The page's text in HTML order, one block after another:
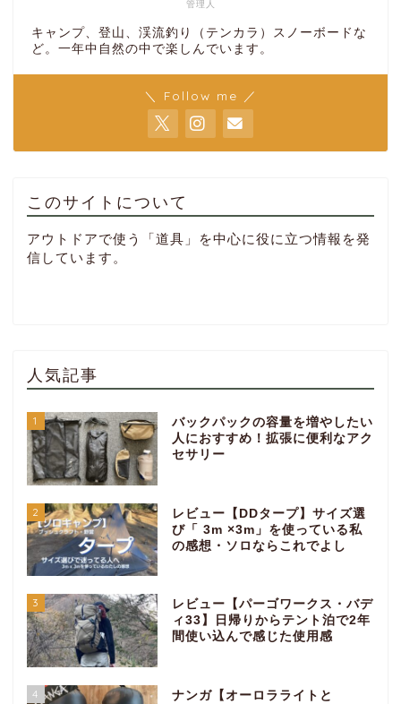
管理人
キャンプ、登山、渓流釣り（テンカラ）スノーボードな
ど。一年中自然の中で楽しんでいます。
＼ Follow me ／
このサイトについて
アウトドアで使う「道具」を中心に役に立つ情報を発
信しています。
人気記事
1
バックパックの容量を増やしたい
人におすすめ！拡張に便利なアク
セサリー
2
レビュー【DDタープ】サイズ選
び「 3m ×3m」を使っている私
の感想・ソロならこれでよし
3
レビュー【パーゴワークス・バデ
ィ33】日帰りからテント泊で2年
間使い込んで感じた使用感
4
ナンガ【オーロラライトと